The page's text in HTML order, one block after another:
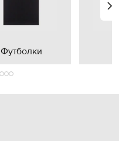
Футболки